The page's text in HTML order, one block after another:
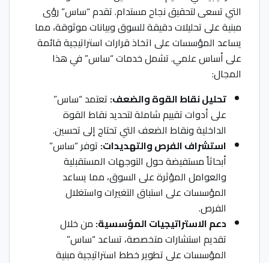
التي تسعى لتحقيق نجاح مستدام. تقدم “ساس” رؤى
مبنية على تحليلات دقيقة للسوق وبيانات موثوقة، مما
يساعد المؤسسات على اتخاذ قرارات استراتيجية قائمة
على أساس علمي. تشمل خدمات “ساس” في هذا
المجال:
تحليل نقاط القوة والضعف:تعتمد “ساس”
على أدوات تقييم شاملة لتحديد نقاط القوة
الداخلية ونقاط الضعف التي تحتاج إلى تحسين.
استشراف الفرص والتهديدات:توفر “ساس”
أبحاثاً مستفيضة حول التوجهات المستقبلية
والعوامل المؤثرة على السوق، مما يساعد
المؤسسات على استباق التغيرات واستغلال
الفرص.
دعم الاستراتيجيات المؤسسية:من خلال
تقديم استشارات متخصصة، تساعد “ساس”
المؤسسات على تطوير خطط استراتيجية مبنية